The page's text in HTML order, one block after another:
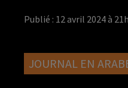
Publié : 12 avril 2024 à
JOURNAL EN